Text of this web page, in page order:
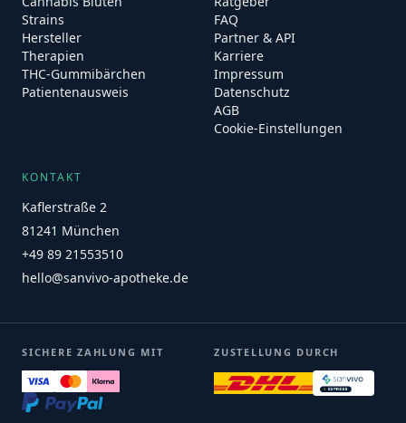
Strains
Hersteller
Therapien
THC-Gummibärchen
Patientenausweis
FAQ
Partner & API
Karriere
Impressum
Datenschutz
AGB
Cookie-Einstellungen
KONTAKT
Kaflerstraße 2
81241 München
+49 89 21553510
hello@sanvivo-apotheke.de
SICHERE ZAHLUNG MIT ZUSTELLUNG DURCH